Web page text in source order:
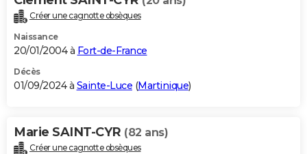
Créer une cagnotte obsèques
Naissance
20/01/2004 à Fort-de-France
Décès
01/09/2024 à Sainte-Luce (Martinique)
Marie SAINT-CYR (82 ans)
Créer une cagnotte obsèques